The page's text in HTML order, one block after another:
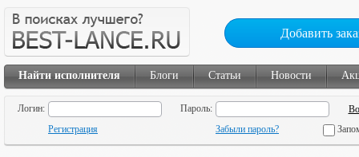
Добавить
Найти исполнителя Блоги Статьи Новости
Логин:
Пароль:
Регистрация
Забыли пароль?